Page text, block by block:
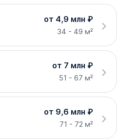
от 4,9 млн ₽
34 - 49 м²
от 7 млн ₽
51 - 67 м²
от 9,6 млн ₽
71 - 72 м²